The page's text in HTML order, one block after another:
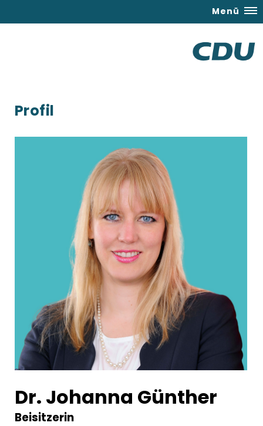
Menü
Profil
Dr. Johanna Günther
Beisitzerin